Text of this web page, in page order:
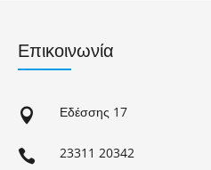
Επικοινωνία
 Εδέσσης 17
 23311 20342